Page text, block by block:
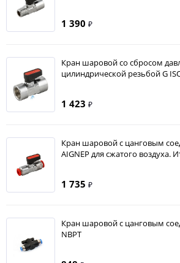
1 390 ₽
Кран шаровой со сбросом
цилиндрической резьбой G
1 423 ₽
Кран шаровой с цанговым
AIGNEP для сжатого воздуха.
1 735 ₽
Кран шаровой с цанговым
NBPT